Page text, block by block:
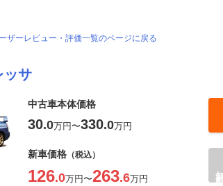
ザーレビュー・評価一覧のページに戻る
ッサ
中古車本体価格
30.0万円〜330.0万円
新車価格 （税込）
126.0万円〜263.6万円